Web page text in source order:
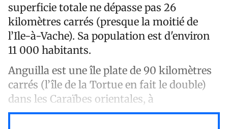
superficie totale ne dépasse pas 26
kilomètres carrés (presque la moitié de
l’Ile-à-Vache). Sa population est d'environ
11 000 habitants.
Anguilla est une île plate de 90 kilomètres
carrés (l’île de la Tortue en fait le double)
dans les Caraïbes orientales, à